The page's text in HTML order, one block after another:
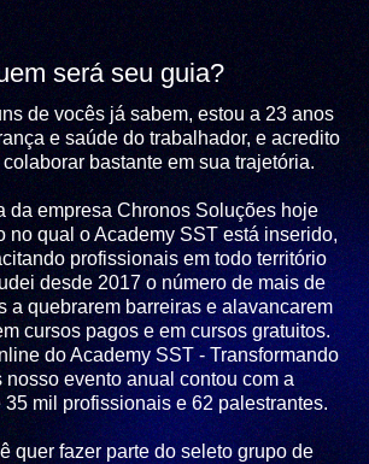
será seu guia?
de vocês já sabem, estou a 23 anos
e saúde do trabalhador, e acredito
bastante em sua trajetória.
da empresa Chronos Soluções hoje
no qual o Academy SST está inserido,
profissionais em todo território
desde 2017 o número de mais de
a quebrarem barreiras e alavancarem
cursos pagos e em cursos gratuitos.
do Academy SST - Transformando
nosso evento anual contou com a
35 mil profissionais e 62 palestrantes.
quer fazer parte do seleto grupo de